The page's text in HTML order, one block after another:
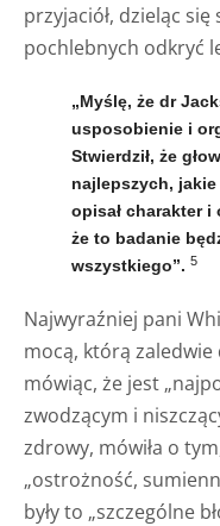
przyjaciół, dzieląc
pochlebnych odkryć
„Myślę, że dr
usposobienie i
Stwierdził, że
najlepszych,
opisał charakter
że to badanie
wszystkiego”. 5
Najwyraźniej pani
mocą, którą zaledwie
mówiąc, że jest
zwodzącym i
zdrowy, mówiła o
„ostrożność,
były to „szczególne